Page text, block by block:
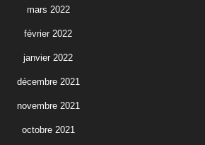
mars 2022
février 2022
janvier 2022
décembre 2021
novembre 2021
octobre 2021